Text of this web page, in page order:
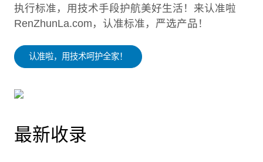
执行标准，用技术手段护航美好生活！来认准啦
RenZhunLa.com，认准标准，严选产品！
认准啦，用技术呵护全家！
最新收录